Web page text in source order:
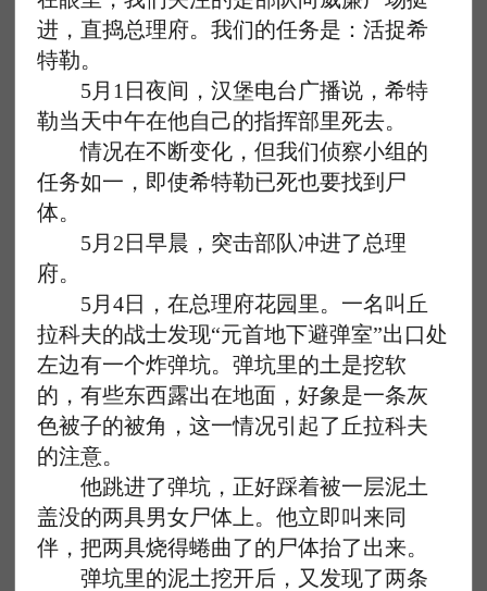
进，直捣总理府。我们的任务是：活捉希
特勒。
5月1日夜间，汉堡电台广播说，希特
勒当天中午在他自己的指挥部里死去。
情况在不断变化，但我们侦察小组的
任务如一，即使希特勒已死也要找到尸
体。
5月2日早晨，突击部队冲进了总理
府。
5月4日，在总理府花园里。一名叫丘
拉科夫的战士发现“元首地下避弹室”出口处
左边有一个炸弹坑。弹坑里的土是挖软
的，有些东西露出在地面，好象是一条灰
色被子的被角，这一情况引起了丘拉科夫
的注意。
他跳进了弹坑，正好踩着被一层泥土
盖没的两具男女尸体上。他立即叫来同
伴，把两具烧得蜷曲了的尸体抬了出来。
弹坑里的泥土挖开后，又发现了两条